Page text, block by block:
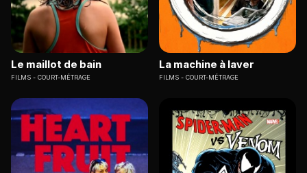
Le maillot de bain
FILMS COURT-MÉTRAGE
La machine à laver
FILMS COURT-MÉTRAGE